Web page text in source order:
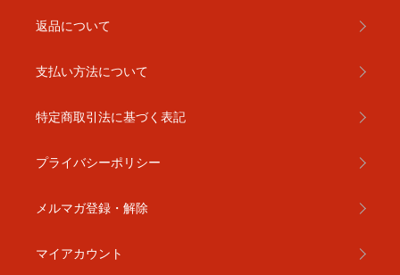
返品について
支払い方法について
特定商取引法に基づく表記
プライバシーポリシー
メルマガ登録・解除
マイアカウント